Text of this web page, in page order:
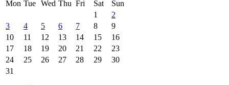
Mon Tue Wed Thu Fri Sat
Sun
1
2
3
4 5 6 7 8
9
10
11 12 13 14 15
16
17
18 19 20 21 22
23
24
25 26 27 28 29
30
31